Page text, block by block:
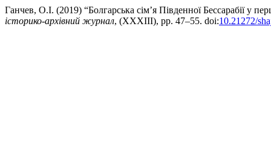
Ганчев, О.І. (2019) “Болгарська сім’я Південної Бессарабії у
історико-архівний журнал, (XXXIII), pp. 47–55. doi:10.21272/